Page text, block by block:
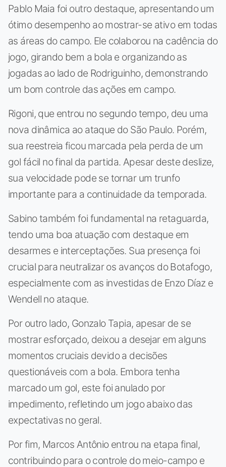
Pablo Maia foi outro destaque, apresentando um
ótimo desempenho ao mostrar-se ativo em todas
as áreas do campo. Ele colaborou na cadência do
jogo, girando bem a bola e organizando as
jogadas ao lado de Rodriguinho, demonstrando
um bom controle das ações em campo.
Rigoni, que entrou no segundo tempo, deu uma
nova dinâmica ao ataque do São Paulo. Porém,
sua reestreia ficou marcada pela perda de um
gol fácil no final da partida. Apesar deste deslize,
sua velocidade pode se tornar um trunfo
importante para a continuidade da temporada.
Sabino também foi fundamental na retaguarda,
tendo uma boa atuação com destaque em
desarmes e interceptações. Sua presença foi
crucial para neutralizar os avanços do Botafogo,
especialmente com as investidas de Enzo Díaz e
Wendell no ataque.
Por outro lado, Gonzalo Tapia, apesar de se
mostrar esforçado, deixou a desejar em alguns
momentos cruciais devido a decisões
questionáveis com a bola. Embora tenha
marcado um gol, este foi anulado por
impedimento, refletindo um jogo abaixo das
expectativas no geral.
Por fim, Marcos Antônio entrou na etapa final,
contribuindo para o controle do meio-campo e